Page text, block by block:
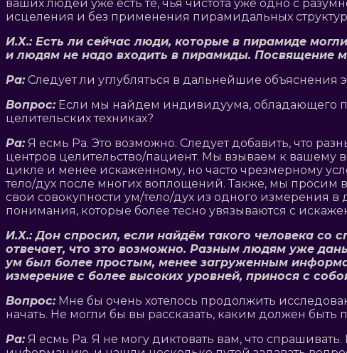
ваших людей уже есть те, чья чистота уже одно с
исцеления и без применения пирамидальных
И.Х.: Есть ли сейчас люди, которые в пирамиде
и людям не надо входить в пирамиды. Посвящение
Ра:Следует ли углубляться в дальнейшие объяснения
Вопрос:Если мы найдем индивидуума, обладающего
целительских техниках?
Ра:Я есмь Ра. Это возможно. Следует добавить, что
центров целительство/пациент. Мы взываем к вашему
цикле и менее искаженному, но часто чрезмерному
тело/дух после многих воплощений. Также, мы просим
свои совокупности ум/тело/дух из одного измерения
понимания, которые более тесно увязываются с
И.Х.: Дон спросил, если найдём такого человека со
отвечает, что это возможно. Разным людям уже
ум был более простым, менее загруженным
измерение с более высоких уровней, принося с
Вопрос:Мне бы очень хотелось продолжить
начать. Не могли бы вы рассказать, каким должен быть
Ра:Я есмь Ра. Я не могу диктовать вам, что